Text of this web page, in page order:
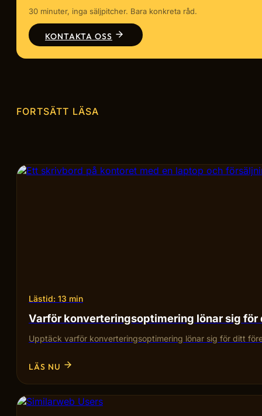
30 minuter, inga säljpitcher. Bara konkreta råd.
KONTAKTA OSS
FORTSÄTT LÄSA
Lästid: 13 min
Varför konverteringsoptimering lönar sig
Upptäck varför konverteringsoptimering lönar sig för ditt
LÄS NU